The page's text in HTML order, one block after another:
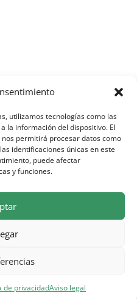
utilizamos tecnologías como las
la información del dispositivo. El
permitirá procesar datos como
identificaciones únicas en este
puede afectar
y funciones.
de privacidadAviso legal
-Aviso Legal